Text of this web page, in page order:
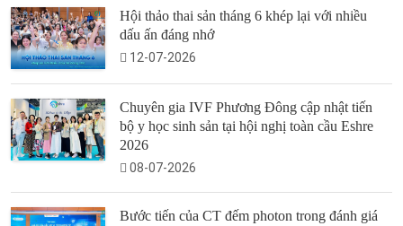
Hội thảo thai sản tháng 6 khép lại với nhiều
dấu ấn đáng nhớ
12-07-2026
Chuyên gia IVF Phương Đông cập nhật tiến
bộ y học sinh sản tại hội nghị toàn cầu Eshre
2026
08-07-2026
Bước tiến của CT đếm photon trong đánh giá